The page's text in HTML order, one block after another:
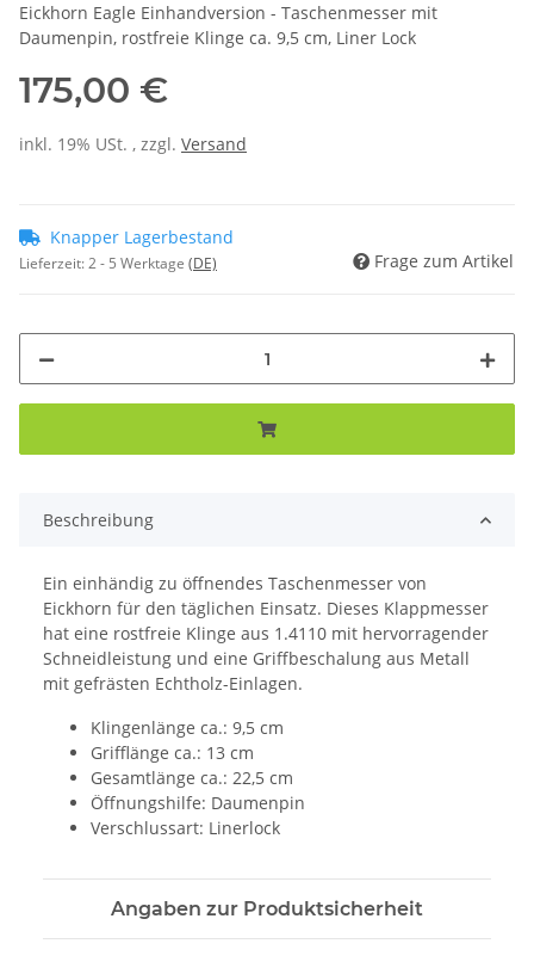
Eickhorn Eagle Einhandversion - Taschenmesser mit
Daumenpin, rostfreie Klinge ca. 9,5 cm, Liner Lock
175,00 €
inkl. 19% USt. , zzgl. Versand
Knapper Lagerbestand
Lieferzeit:2 - 5 Werktage (DE) Frage zum Artikel
Beschreibung
Ein einhändig zu öffnendes Taschenmesser von
Eickhorn für den täglichen Einsatz. Dieses Klappmesser
hat eine rostfreie Klinge aus 1.4110 mit hervorragender
Schneidleistung und eine Griffbeschalung aus Metall
mit gefrästen Echtholz-Einlagen.
Klingenlänge ca.: 9,5 cm
Grifflänge ca.: 13 cm
Gesamtlänge ca.: 22,5 cm
Öffnungshilfe: Daumenpin
Verschlussart: Linerlock
Angaben zur Produktsicherheit